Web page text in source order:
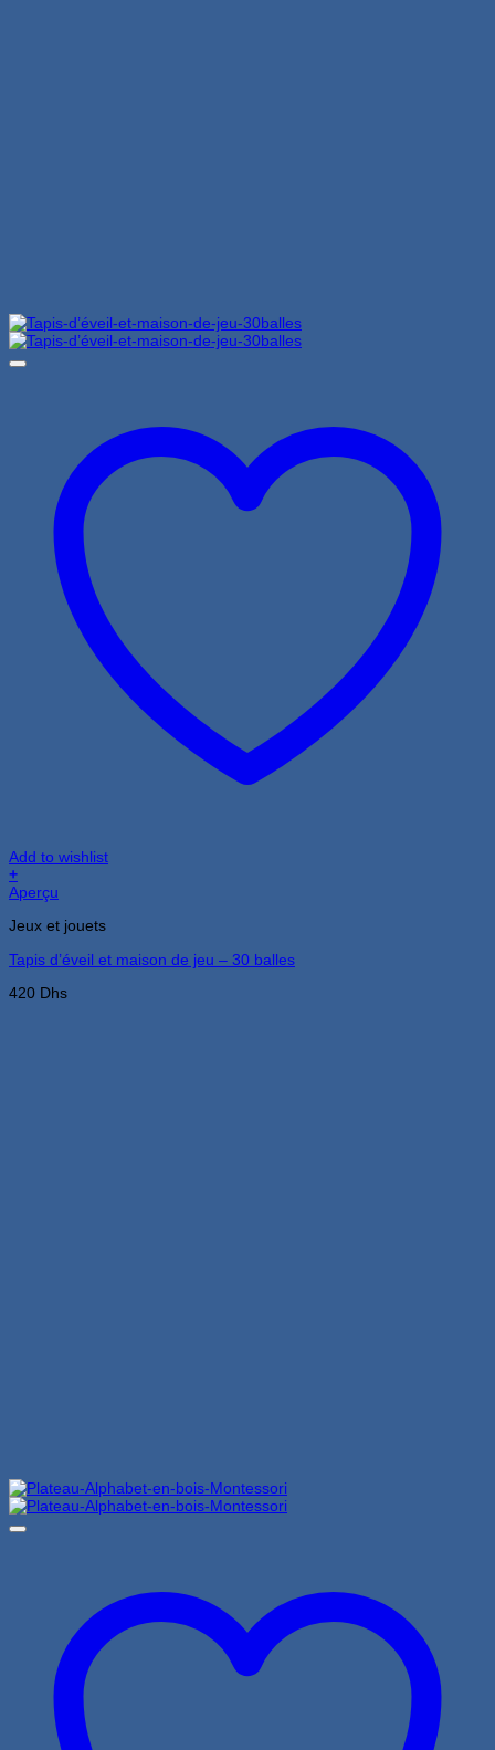
Add to wishlist
+
Aperçu
Jeux et jouets
Tapis d’éveil et maison de jeu – 30 balles
420 Dhs